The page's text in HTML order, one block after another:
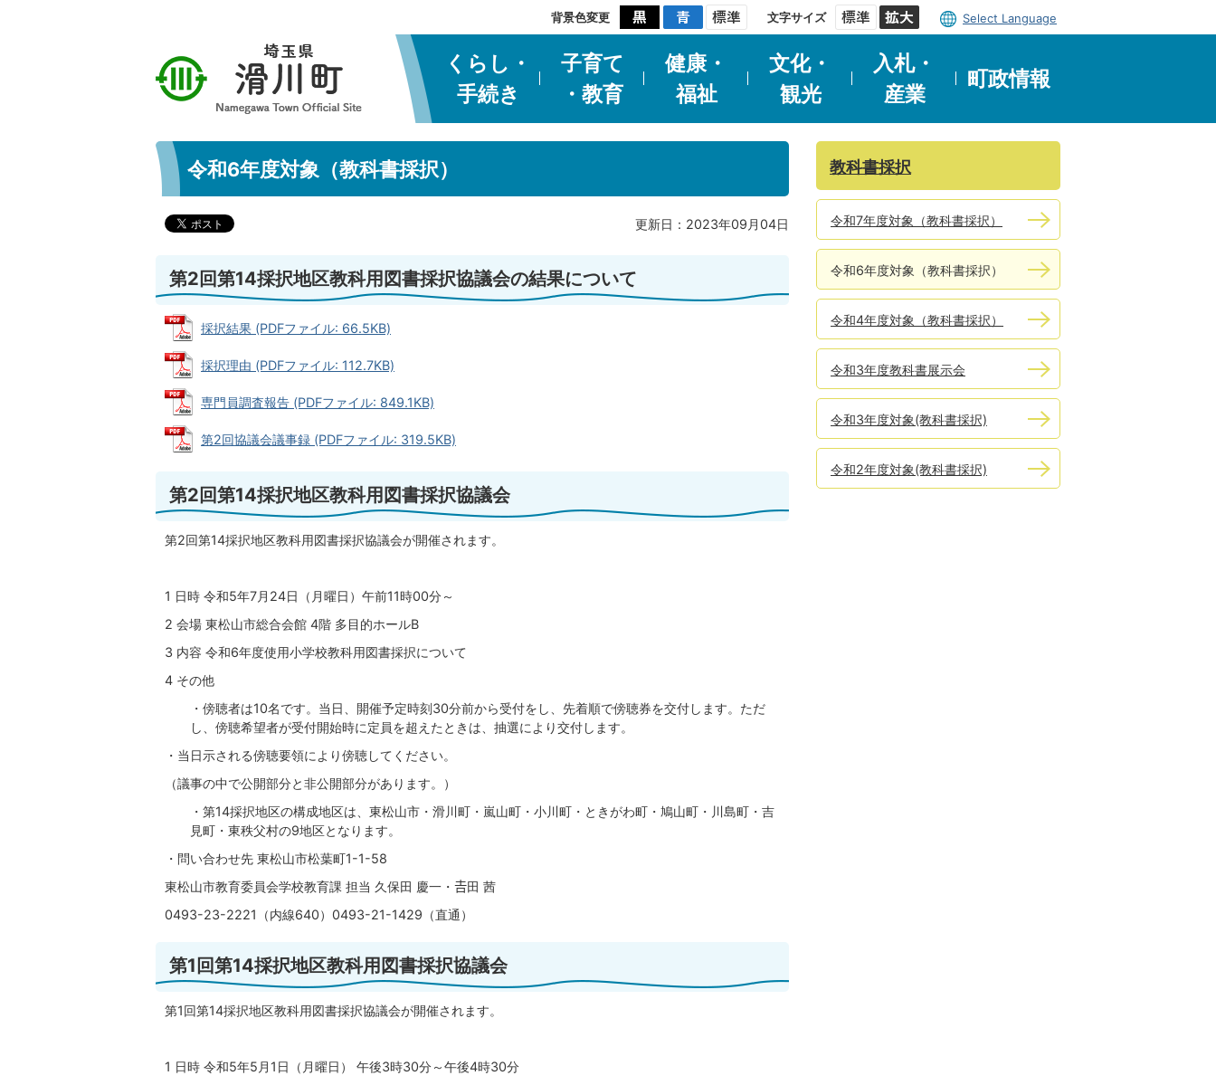
背景色変更 文字サイズ Select Language
くらし・
手続き
子育て
・教育
健康・
福祉
文化・
観光
入札・
産業
町政情報
令和6年度対象（教科書採択）
更新日：2023年09月04日
第2回第14採択地区教科用図書採択協議会の結果について
採択結果 (PDFファイル: 66.5KB)
採択理由 (PDFファイル: 112.7KB)
専門員調査報告 (PDFファイル: 849.1KB)
第2回協議会議事録 (PDFファイル: 319.5KB)
第2回第14採択地区教科用図書採択協議会
第2回第14採択地区教科用図書採択協議会が開催されます。
1 日時 令和5年7月24日（月曜日）午前11時00分～
2 会場 東松山市総合会館 4階 多目的ホールB
3 内容 令和6年度使用小学校教科用図書採択について
4 その他
・傍聴者は10名です。当日、開催予定時刻30分前から受付をし、先着順で傍聴券を交付します。ただ
し、傍聴希望者が受付開始時に定員を超えたときは、抽選により交付します。
・当日示される傍聴要領により傍聴してください。
（議事の中で公開部分と非公開部分があります。）
・第14採択地区の構成地区は、東松山市・滑川町・嵐山町・小川町・ときがわ町・鳩山町・川島町・吉
見町・東秩父村の9地区となります。
・問い合わせ先 東松山市松葉町1-1-58
東松山市教育委員会学校教育課 担当 久保田 慶一・𠮷田 茜
0493-23-2221（内線640）0493-21-1429（直通）
第1回第14採択地区教科用図書採択協議会
第1回第14採択地区教科用図書採択協議会が開催されます。
1 日時 令和5年5月1日（月曜日） 午後3時30分～午後4時30分
教科書採択
令和7年度対象（教科書採択）
令和6年度対象（教科書採択）
令和4年度対象（教科書採択）
令和3年度教科書展示会
令和3年度対象(教科書採択)
令和2年度対象(教科書採択)